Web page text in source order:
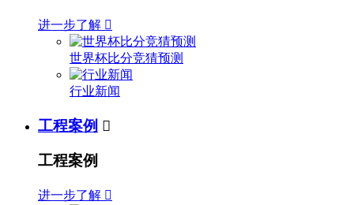
进一步了解 
世界杯比分竞猜预测
行业新闻
工程案例 
工程案例
进一步了解 